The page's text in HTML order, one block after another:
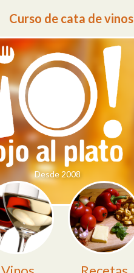
Curso de cata de vinos
Desde 2008